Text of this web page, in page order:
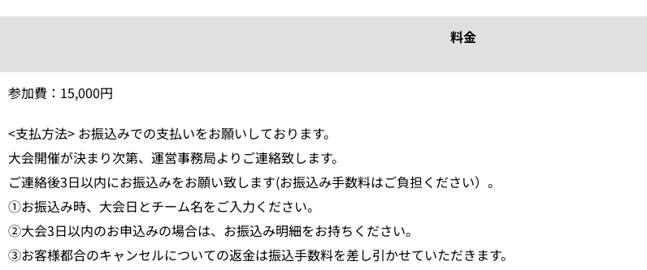
料金
参加費：15,000円
<支払方法> お振込みでの支払いをお願いしております。
大会開催が決まり次第、運営事務局よりご連絡致します。
ご連絡後3日以内にお振込みをお願い致します(お振込み手数料はご負担ください）。
①お振込み時、大会日とチーム名をご入力ください。
②大会3日以内のお申込みの場合は、お振込み明細をお持ちください。
③お客様都合のキャンセルについての返金は振込手数料を差し引かせていただきます。